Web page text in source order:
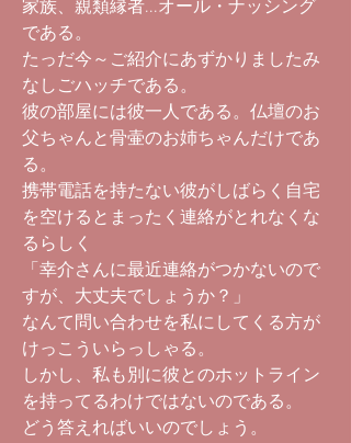
家族、親類縁者...オール・ナッシング
である。
たっだ今～ご紹介にあずかりましたみ
なしごハッチである。
彼の部屋には彼一人である。仏壇のお
父ちゃんと骨壷のお姉ちゃんだけであ
る。
携帯電話を持たない彼がしばらく自宅
を空けるとまったく連絡がとれなくな
るらしく
「幸介さんに最近連絡がつかないので
すが、大丈夫でしょうか？」
なんて問い合わせを私にしてくる方が
けっこういらっしゃる。
しかし、私も別に彼とのホットライン
を持ってるわけではないのである。
どう答えればいいのでしょう。